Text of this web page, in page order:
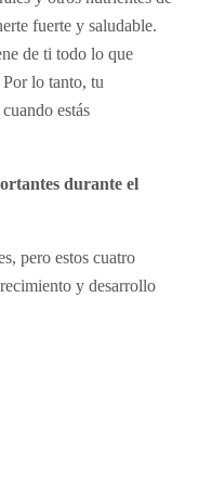
fuerte y saludable.
de ti todo lo que
lo tanto, tu
estás
durante el
pero estos cuatro
y desarrollo